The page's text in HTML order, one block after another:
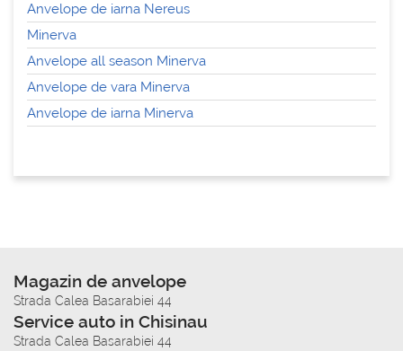
Anvelope de iarna Nereus
Minerva
Anvelope all season Minerva
Anvelope de vara Minerva
Anvelope de iarna Minerva
Magazin de anvelope
Strada Calea Basarabiei 44
Service auto in Chisinau
Strada Calea Basarabiei 44